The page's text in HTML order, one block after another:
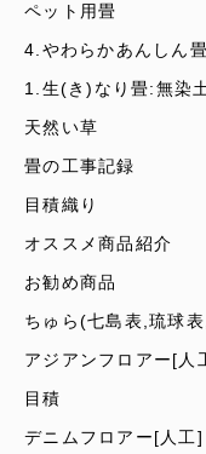
ペット用畳
4.やわらかあんしん
1.生(き)なり畳:無染
天然い草
畳の工事記録
目積織り
オススメ商品紹介
お勧め商品
ちゅら(七島表,琉球
アジアンフロアー[人
目積
デニムフロアー[人工]